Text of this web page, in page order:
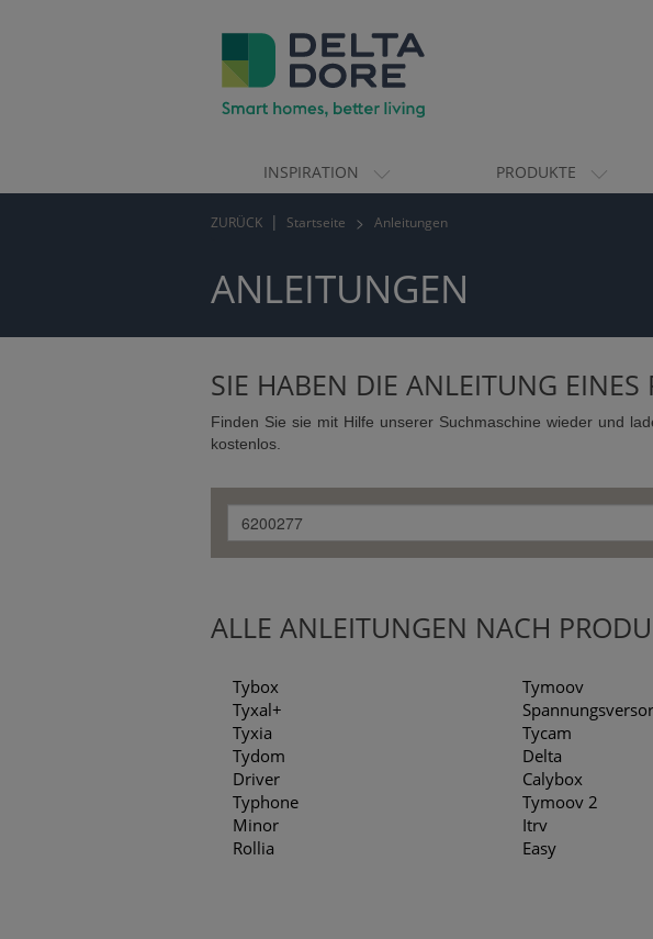
INSPIRATION PRODUKTE
ZURÜCK Startseite Anleitungen
ANLEITUNGEN
SIE HABEN DIE ANLEITUNG EINES
Finden Sie sie mit Hilfe unserer Suchmaschine wieder und
kostenlos.
ALLE ANLEITUNGEN NACH
Tybox
Tyxal+
Tyxia
Tydom
Driver
Typhone
Minor
Rollia
Tymoov
Tycam
Delta
Calybox
Tymoov 2
Itrv
Easy